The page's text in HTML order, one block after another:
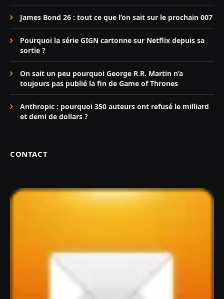
James Bond 26 : tout ce que l’on sait sur le prochain 007
Pourquoi la série GIGN cartonne sur Netflix depuis sa
sortie ?
On sait un peu pourquoi George R.R. Martin n’a
toujours pas publié la fin de Game of Thrones
Anthropic : pourquoi 350 auteurs ont refusé le milliard
et demi de dollars ?
CONTACT